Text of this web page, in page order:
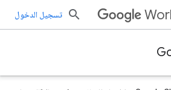
تسجيل الدخول